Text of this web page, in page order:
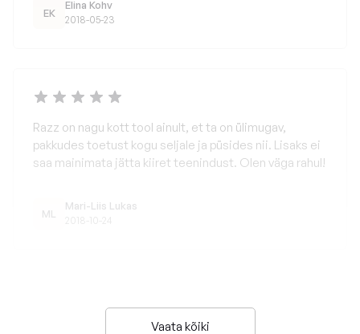
EK
Elina Kohv
2018-05-23
Razz on nagu kott tool ainult, et ta on ülimugav,
pakkudes toetust kogu seljale ja püsides nii. Lisaks ei
saa mainimata jätta kiiret teenindust. Olen väga rahul!
ML
Mari-Liis Lukas
Vaata kõiki